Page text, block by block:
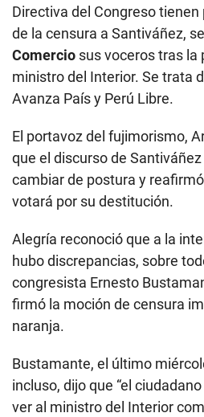
Directiva del Congreso
de la censura a Santiváñez,
Comercio sus voceros tras la
ministro del Interior. Se trata
Avanza País y Perú Libre.
El portavoz del fujimorismo,
que el discurso de
cambiar de postura y
votará por su destitución.
Alegría reconoció que a la
hubo discrepancias, sobre
congresista Ernesto
firmó la moción de censura
naranja.
Bustamante, el último
incluso, dijo que “el
ver al ministro del Interior